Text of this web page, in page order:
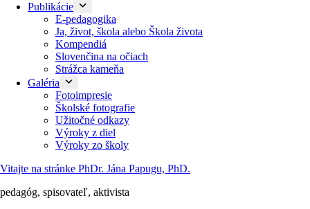
Publikácie
E-pedagogika
Ja, život, škola alebo Škola života
Kompendiá
Slovenčina na očiach
Strážca kameňa
Galéria
Fotoimpresie
Školské fotografie
Užitočné odkazy
Výroky z diel
Výroky zo školy
Vitajte na stránke PhDr. Jána Papugu, PhD.
pedagóg, spisovateľ, aktivista